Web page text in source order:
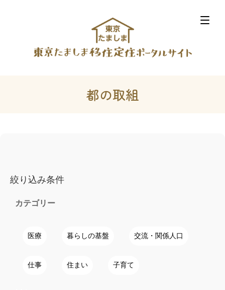
都の取組
絞り込み条件
カテゴリー
医療 暮らしの基盤 交流・関係人口
仕事 住まい 子育て